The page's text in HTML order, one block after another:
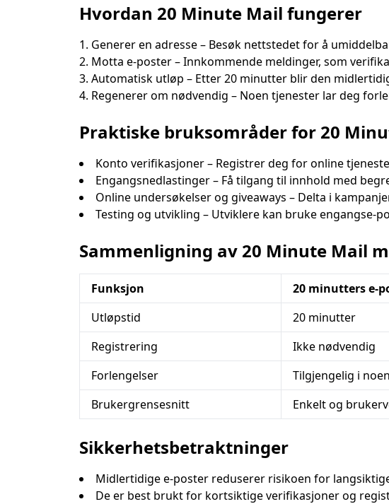
Hvordan 20 Minute Mail fungerer
Generer en adresse – Besøk nettstedet for å
Motta e-poster – Innkommende meldinger, som
Automatisk utløp – Etter 20 minutter blir den
Regenerer om nødvendig – Noen tjenester lar deg
Praktiske bruksområder for 20
Konto verifikasjoner – Registrer deg for online
Engangsnedlastinger – Få tilgang til innhold med
Online undersøkelser og giveaways – Delta i
Testing og utvikling – Utviklere kan bruke engangse-
Sammenligning av 20 Minute Mail
Funksjon 20 minutters e-
Utløpstid
20 minutter
Registrering
Ikke nødvendig
Forlengelser
Tilgjengelig i
Brukergrensesnitt
Enkelt og
Sikkerhetsbetraktninger
Midlertidige e-poster reduserer risikoen for
De er best brukt for kortsiktige verifikasjoner og